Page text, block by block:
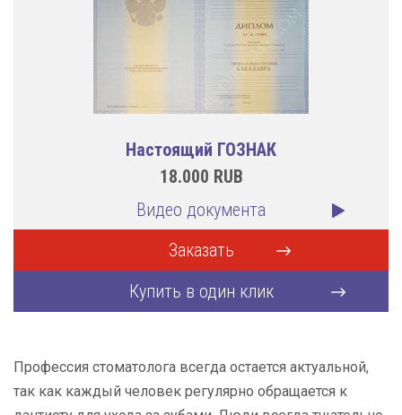
Настоящий ГОЗНАК
18.000 RUB
Видео документа
Заказать
Купить в один клик
Профессия стоматолога всегда остается актуальной,
так как каждый человек регулярно обращается к